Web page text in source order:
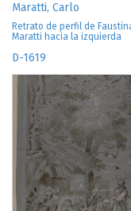
Maratti, Carlo
Retrato de perfil de
Maratti hacia la izquierda
D-1619